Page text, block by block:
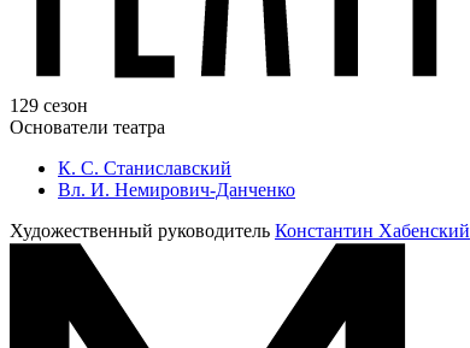
129 сезон
Основатели театра
К. С. Станиславский
Вл. И. Немирович-Данченко
Художественный руководитель Константин Хабенский